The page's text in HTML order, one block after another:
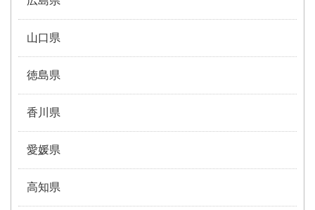
山口県
徳島県
香川県
愛媛県
高知県